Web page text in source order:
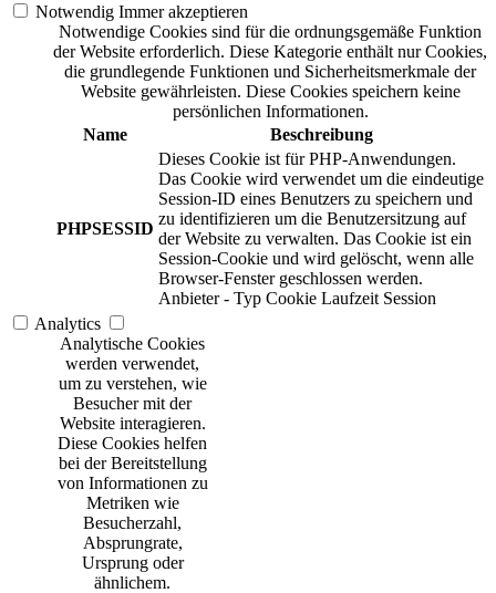
Notwendig Immer akzeptieren
Notwendige Cookies sind für die ordnungsgemäße Funktion
der Website erforderlich. Diese Kategorie enthält nur Cookies,
die grundlegende Funktionen und Sicherheitsmerkmale der
Website gewährleisten. Diese Cookies speichern keine
persönlichen Informationen.
Name
Beschreibung
PHPSESSID
Dieses Cookie ist für PHP-Anwendungen.
Das Cookie wird verwendet um die eindeutige
Session-ID eines Benutzers zu speichern und
zu identifizieren um die Benutzersitzung auf
der Website zu verwalten. Das Cookie ist ein
Session-Cookie und wird gelöscht, wenn alle
Browser-Fenster geschlossen werden.
Anbieter - Typ Cookie Laufzeit Session
Analytics
Analytische Cookies
werden verwendet,
um zu verstehen, wie
Besucher mit der
Website interagieren.
Diese Cookies helfen
bei der Bereitstellung
von Informationen zu
Metriken wie
Besucherzahl,
Absprungrate,
Ursprung oder
ähnlichem.